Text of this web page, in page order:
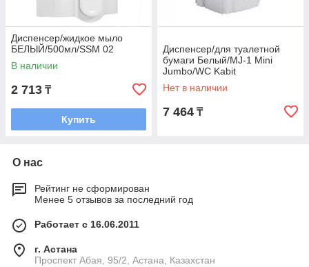
Диспенсер/жидкое мыло
БЕЛЫЙ/500мл/SSM 02
В наличии
2 713 ₸
Купить
Диспенсер/для туалетной
бумаги Белый/MJ-1 Mini
Jumbo/WC Kabit
Нет в наличии
7 464 ₸
О нас
Рейтинг не сформирован
Менее 5 отзывов за последний год
Работает с 16.06.2011
г. Астана
​Проспект Абая, 95/2, Астана, Казахстан